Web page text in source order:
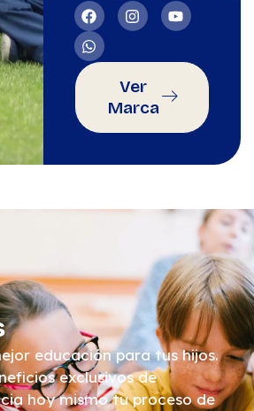
Ver
Marca
educación para tus hijos.
exclusivos de
hoy mismo tu proceso de